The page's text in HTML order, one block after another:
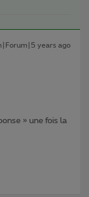
years ago
» une fois la